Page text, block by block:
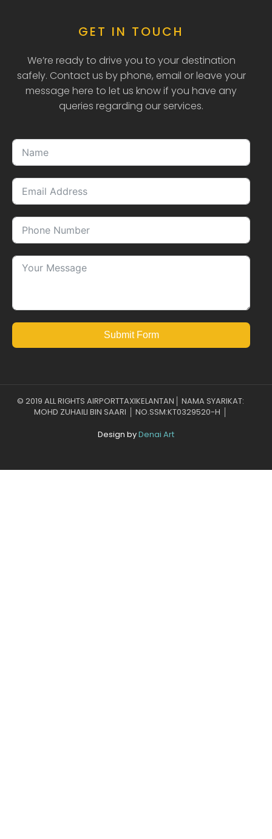
GET IN TOUCH
We’re ready to drive you to your destination
safely. Contact us by phone, email or leave your
message here to let us know if you have any
queries regarding our services.
Submit Form
© 2019 ALL RIGHTS AIRPORTTAXIKELANTAN│ NAMA SYARIKAT:
MOHD ZUHAILI BIN SAARI │ NO.SSM:KT0329520-H │
Design byDenai Art